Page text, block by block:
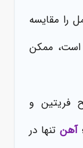
را مقایسه
است، ممکن
فریتین و
آهن تنها در